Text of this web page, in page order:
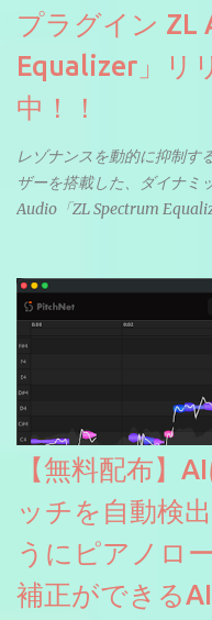
プラグイン ZL
Equalizer」リ
中！！
レゾナンスを動的に抑制す
ザーを搭載した、ダイナミ
Audio「ZL Spectrum
【無料配布】
ッチを自動検
うにピアノロ
補正ができる